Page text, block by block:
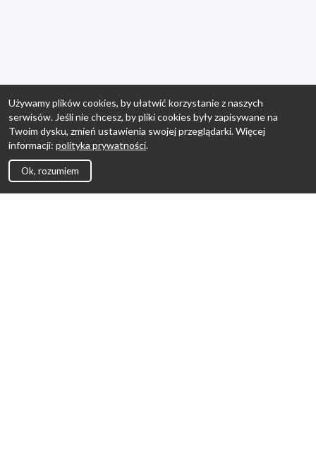
Używamy plików cookies, by ułatwić korzystanie z naszych
serwisów. Jeśli nie chcesz, by pliki cookies były zapisywane na
Twoim dysku, zmień ustawienia swojej przeglądarki. Więcej
informacji: polityka prywatności.
Ok, rozumiem